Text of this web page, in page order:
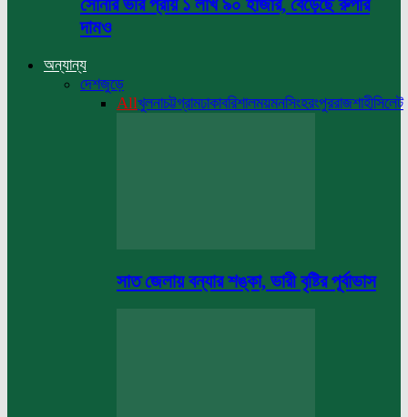
সোনার ভরি প্রায় ১ লাখ ৯০ হাজার, বেড়েছে রুপার
দামও
অন্যান্য
দেশজুড়ে
Allখুলনাচট্টগ্রামঢাকাবরিশালময়মনসিংহরংপুররাজশাহীসিলেট
সাত জেলায় বন্যার শঙ্কা, ভারী বৃষ্টির পূর্বাভাস